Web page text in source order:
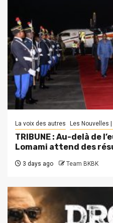
La voix des autres Les Nouvelles
TRIBUNE : Au-delà de
Lomami attend des
3 days ago Team BKBK